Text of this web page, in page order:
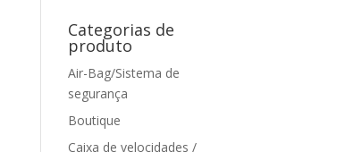
Categorias de
produto
Air-Bag/Sistema de
segurança
Boutique
Caixa de velocidades /